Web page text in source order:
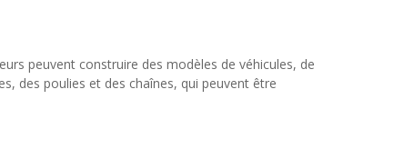
peuvent construire des modèles de véhicules, de
des poulies et des chaînes, qui peuvent être